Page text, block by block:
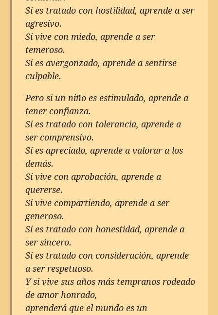
Si es tratado con hostilidad, aprende a ser
agresivo.
Si vive con miedo, aprende a ser
temeroso.
Si es avergonzado, aprende a sentirse
culpable.
Pero si un niño es estimulado, aprende a
tener confianza.
Si es tratado con tolerancia, aprende a
ser comprensivo.
Si es apreciado, aprende a valorar a los
demás.
Si vive con aprobación, aprende a
quererse.
Si vive compartiendo, aprende a ser
generoso.
Si es tratado con honestidad, aprende a
ser sincero.
Si es tratado con consideración, aprende
a ser respetuoso.
Y si vive sus años más tempranos rodeado
de amor honrado,
aprenderá que el mundo es un